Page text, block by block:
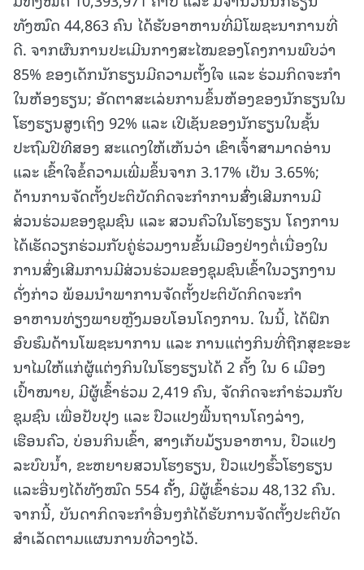
ທັງໝົດ 44,863 ຄົນ ໄດ້ຮັບອາຫານທີ່ມີໂພຊະນາການທີ່
ດີ. ຈາກຜົນການປະເມີນກາງສະໄໝຂອງໂຄງການພົບວ່າ
85% ຂອງເດັກນັກຮຽນມີຄວາມຕັ້ງໃຈ ແລະ ຮ່ວມກິດຈະກໍາ
ໃນຫ້ອງຮຽນ; ອັດຕາສະເລ່ຍການຂຶ້ນຫ້ອງຂອງນັກຮຽນໃນ
ໂຮງຮຽນສູງເຖິງ 92% ແລະ ເປີເຊັນຂອງນັກຮຽນໃນຊັ້ນ
ປະຖົມປີທີສອງ ສະແດງໃຫ້ເຫັນວ່າ ເຂົາເຈົ້າສາມາດອ່ານ
ແລະ ເຂົ້າໃຈຂໍ້ຄວາມເພີ່ມຂຶ້ນຈາກ 3.17% ເປັນ 3.65%;
ດ້ານການຈັດຕັ້ງປະຕິບັດກິດຈະກໍາການສົົ່ງເສີມການມີ
ສ່ວນຮ່ວມຂອງຊຸມຊົນ ແລະ ສວນຄົວໃນໂຮງຮຽນ ໂຄງການ
ໄດ້ເຮັດວຽກຮ່ວມກັບຄູ່ຮ່ວມງານຂັ້ນເມືອງຢ່າງຕໍ່ເນື່ອງໃນ
ການສົ່ງເສີມການມີສ່ວນຮ່ວມຂອງຊຸມຊົນເຂົ້າໃນວຽກງານ
ດັ່ງກ່າວ ພ້ອມນໍາພາການຈັດຕັ້ງປະຕິບັດກິດຈະກໍາ
ອາຫານທ່ຽງພາຍຫຼັງມອບໂອນໂຄງການ. ໃນນີ້, ໄດ້ຝຶກ
ອົບຮົມດ້ານໂພຊະນາການ ແລະ ການແຕ່ງກິນທີ່ຖືກສຸຂະອະ
ນາໄມໃຫ້ແກ່ຜູ້ແຕ່ງກິນໃນໂຮງຮຽນໄດ້ 2 ຄັ້ງ ໃນ 6 ເມືອງ
ເປົ້າໝາຍ, ມີຜູ້ເຂົ້າຮ່ວມ 2,419 ຄົນ, ຈັດກິດຈະກໍາຮ່ວມກັບ
ຊຸມຊົນ ເພື່ອປັບປຸງ ແລະ ປົວແປງພື້ນຖານໂຄງລ່າງ,
ເຮືອນຄົວ, ບ່ອນກິນເຂົ້າ, ສາງເກັບມ້ຽນອາຫານ, ປົວແປງ
ລະບົບນ້ຳ, ຂະຫຍາຍສວນໂຮງຮຽນ, ປົວແປງຮົ້ວໂຮງຮຽນ
ແລະອື່ນໆໄດ້ທັງໝົດ 554 ຄັັ້ງ, ມີຜູ້ເຂົ້າຮ່ວມ 48,132 ຄົນ.
ຈາກນີ້, ບັນດາກິດຈະກຳອື່ນໆກໍໄດ້ຮັບການຈັດຕັ້ງປະຕິບັດ
ສຳເລັດຕາມແຜນການທີ່ວາງໄວ້.